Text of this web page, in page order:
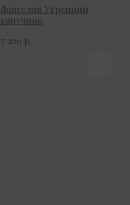
Лонгслив Утренний
капучино
7 200 р.